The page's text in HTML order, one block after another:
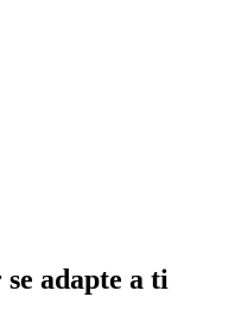
adapte a ti